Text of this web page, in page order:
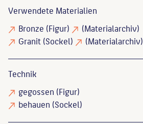
Verwendete Materialien
Bronze (Figur)
(Materialarchiv)
Granit(Sockel) (Materialarchiv)
Technik
gegossen (Figur)
behauen (Sockel)